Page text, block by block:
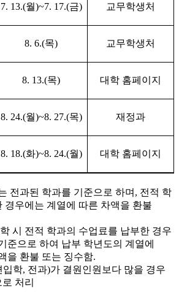
7. 13.(월)~7. 17.(금) 교무학생처
8. 6.(목) 교무학생처
8. 13.(목) 대학 홈페이지
8. 24.(월)~8. 27.(목) 재정과
8. 18.(화)~8. 24.(월) 대학 홈페이지
전과된 학과를 기준으로 하며, 전적 학
경우에는 계열에 따른 차액을 환불
시 전적 학과의 수업료를 납부한 경우
준으로 하여 납부 학년도의 계열에
환불 또는 징수함.
학, 전과)가 결원인원보다 많을 경우
처리